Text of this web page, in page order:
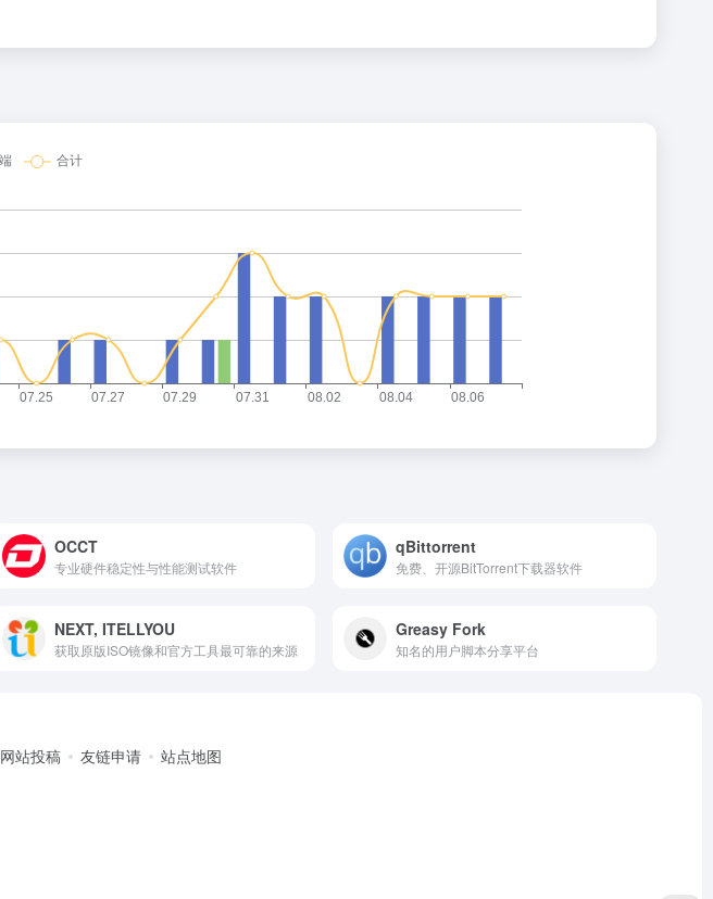
OCCT
专业硬件稳定性与性能测试软件
qBittorrent
免费、开源BitTorrent下载器软件
NEXT, ITELLYOU
获取原版ISO镜像和官方工具最可靠的来源
Greasy Fork
知名的用户脚本分享平台
网站投稿 友链申请 站点地图